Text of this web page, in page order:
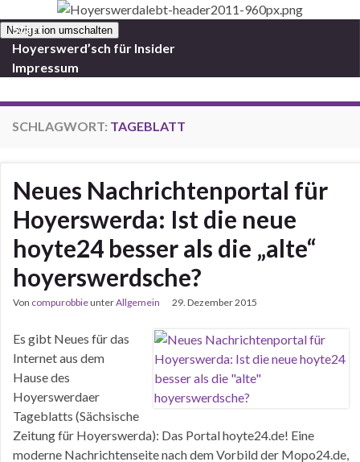
Navigation umschalten
Start
Hoyerswerd’sch für Insider
Impressum
SCHLAGWORT: TAGEBLATT
Neues Nachrichtenportal für
Hoyerswerda: Ist die neue
hoyte24 besser als die „alte“
hoyerswerdsche?
Von compurobbieunterAllgemein 29. Dezember 2015
Es gibt Neues für das
Internet aus dem
Hause des
Hoyerswerdaer
Tageblatts (Sächsische
Zeitung für Hoyerswerda): Das Portal hoyte24.de! Eine
moderne Nachrichtenseite nach dem Vorbild der Mopo24.de,